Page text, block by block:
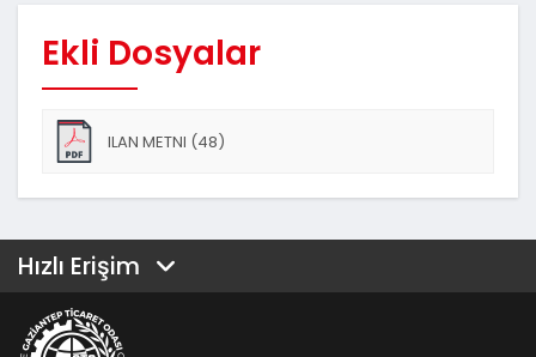
Ekli Dosyalar
ILAN METNI (48)
Hızlı Erişim